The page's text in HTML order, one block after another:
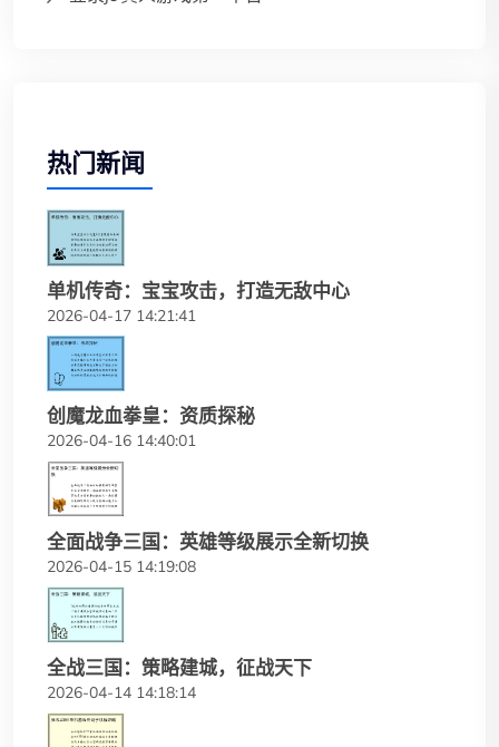
热门新闻
单机传奇：宝宝攻击，打造无敌中心
2026-04-17 14:21:41
创魔龙血拳皇：资质探秘
2026-04-16 14:40:01
全面战争三国：英雄等级展示全新切换
2026-04-15 14:19:08
全战三国：策略建城，征战天下
2026-04-14 14:18:14